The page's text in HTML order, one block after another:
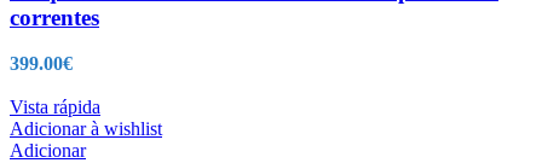
correntes
399.00€
Vista rápida
Adicionar à wishlist
Adicionar